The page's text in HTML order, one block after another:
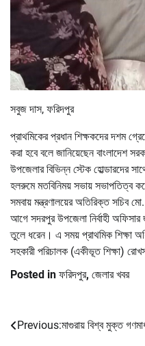
সবুজ দাস, ফরিদপুর
প্রাথমিকের প্রধান শিক্ষকদের দশম
করা হবে বলে জানিয়েছেন বাংলাদেশ
উপজেলার বিভিন্ন স্টেক হোল্ডারদের
হলরুমে মতবিনিময় সভায় সভাপতিত্ব
সমবায় মন্ত্রণালয়ের অতিরিক্ত সচিব
আগে সদরপুর উপজেলা নির্বাহী অফিসার
তুলে ধরেন। এ সময় প্রাথমিক শিক্ষা
সহকারী পরিচালক (একীভূত শিক্ষা)
Posted in ফরিদপুর, জেলার খবর
Post
Previous:মাগুরায় বিশ্ব মুক্ত